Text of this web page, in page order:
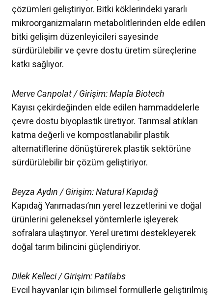
çözümleri geliştiriyor. Bitki köklerindeki yararlı
mikroorganizmaların metabolitlerinden elde edilen
bitki gelişim düzenleyicileri sayesinde
sürdürülebilir ve çevre dostu üretim süreçlerine
katkı sağlıyor.
Merve Canpolat / Girişim: Mapla Biotech
Kayısı çekirdeğinden elde edilen hammaddelerle
çevre dostu biyoplastik üretiyor. Tarımsal atıkları
katma değerli ve kompostlanabilir plastik
alternatiflerine dönüştürerek plastik sektörüne
sürdürülebilir bir çözüm geliştiriyor.
Beyza Aydın / Girişim: Natural Kapıdağ
Kapıdağ Yarımadası’nın yerel lezzetlerini ve doğal
ürünlerini geleneksel yöntemlerle işleyerek
sofralara ulaştırıyor. Yerel üretimi destekleyerek
doğal tarım bilincini güçlendiriyor.
Dilek Kelleci / Girişim: Patilabs
Evcil hayvanlar için bilimsel formüllerle geliştirilmiş